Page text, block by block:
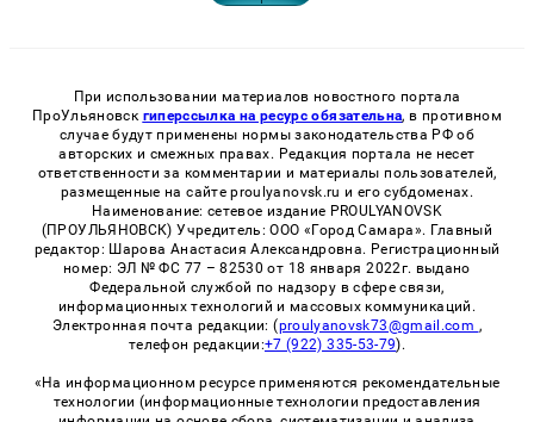
При использовании материалов новостного портала
ПроУльяновск гиперссылка на ресурс обязательна, в противном
случае будут применены нормы законодательства РФ об
авторских и смежных правах. Редакция портала не несет
ответственности за комментарии и материалы пользователей,
размещенные на сайте proulyanovsk.ru и его субдоменах.
Наименование: сетевое издание PROULYANOVSK
(ПРОУЛЬЯНОВСК) Учредитель: ООО «Город Самара». Главный
редактор: Шарова Анастасия Александровна. Регистрационный
номер: ЭЛ № ФС 77 – 82530 от 18 января 2022г. выдано
Федеральной службой по надзору в сфере связи,
информационных технологий и массовых коммуникаций.
Электронная почта редакции: (proulyanovsk73@gmail.com ,
телефон редакции:+7 (922) 335-53-79).
«На информационном ресурсе применяются рекомендательные
технологии (информационные технологии предоставления